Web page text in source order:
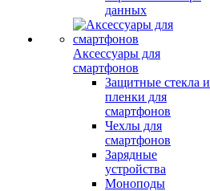
данных
Аксессуары для
смартфонов
Защитные стекла и
пленки для
смартфонов
Чехлы для
смартфонов
Зарядные
устройства
Моноподы